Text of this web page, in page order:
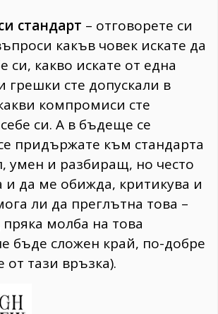
стандарт – отговорете си
какъв човек искате да
си, какво искате от една
грешки сте допускали в
компромиси сте
си. А в бъдеще се
придържате към стандарта
умен и разбиращ, но често
и да ме обижда, критикува и
ли да преглътна това –
пряка молба на това
бъде сложен край, по-добре
от тази връзка).